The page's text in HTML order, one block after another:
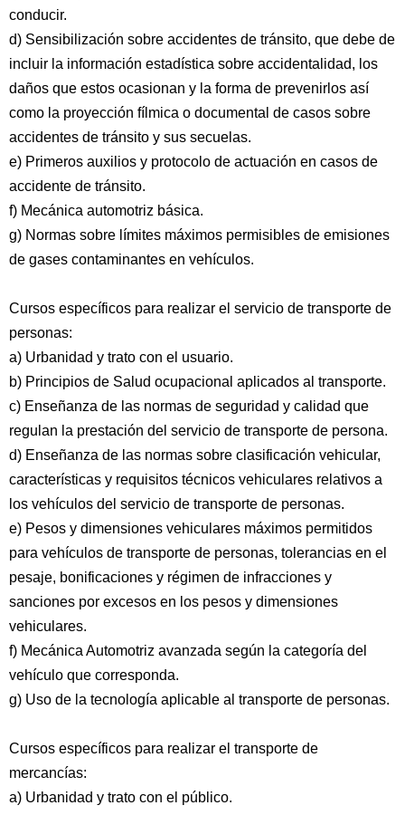
conducir.
d) Sensibilización sobre accidentes de tránsito, que debe de
incluir la información estadística sobre accidentalidad, los
daños que estos ocasionan y la forma de prevenirlos así
como la proyección fílmica o documental de casos sobre
accidentes de tránsito y sus secuelas.
e) Primeros auxilios y protocolo de actuación en casos de
accidente de tránsito.
f) Mecánica automotriz básica.
g) Normas sobre límites máximos permisibles de emisiones
de gases contaminantes en vehículos.
Cursos específicos para realizar el servicio de transporte de
personas:
a) Urbanidad y trato con el usuario.
b) Principios de Salud ocupacional aplicados al transporte.
c) Enseñanza de las normas de seguridad y calidad que
regulan la prestación del servicio de transporte de persona.
d) Enseñanza de las normas sobre clasificación vehicular,
características y requisitos técnicos vehiculares relativos a
los vehículos del servicio de transporte de personas.
e) Pesos y dimensiones vehiculares máximos permitidos
para vehículos de transporte de personas, tolerancias en el
pesaje, bonificaciones y régimen de infracciones y
sanciones por excesos en los pesos y dimensiones
vehiculares.
f) Mecánica Automotriz avanzada según la categoría del
vehículo que corresponda.
g) Uso de la tecnología aplicable al transporte de personas.
Cursos específicos para realizar el transporte de
mercancías:
a) Urbanidad y trato con el público.